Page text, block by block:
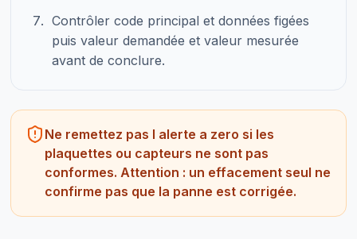
Contrôler code principal et données figées
puis valeur demandée et valeur mesurée
avant de conclure.
Ne remettez pas l alerte a zero si les
plaquettes ou capteurs ne sont pas
conformes. Attention : un effacement seul ne
confirme pas que la panne est corrigée.